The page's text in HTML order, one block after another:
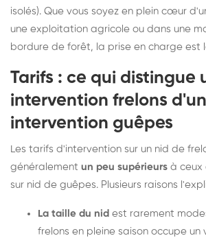
isolés). Que vous soyez en plein cœur
une exploitation agricole ou dans une
bordure de forêt, la prise en charge est
Tarifs : ce qui distingue
intervention frelons
intervention guêpes
Les tarifs d'intervention sur un nid de
généralement un peu supérieurs à ceux
sur nid de guêpes. Plusieurs raisons
La taille du nid est rarement
frelons en pleine saison occupe un